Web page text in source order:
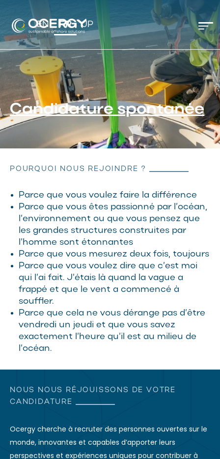
links
content
EN FR JP
Candidature spontanée
POURQUOI NOUS REJOINDRE ?
Parce que vous voulez faire la différence
Parce que vous êtes passionné par l’océan,
l’environnement ou que vous pensez que
les grandes structures construites par
l’homme sont étonnantes
Parce que vous mesurez deux fois, toujours
Parce que vous voulez dire que c’est moi
qui l’ai fait. J’étais là quand la vague a
frappé et que le vent a commencé à
souffler.
Parce que cela ne vous dérange pas d’être
vendredi un jeudi et que vous savez
exactement l’heure qu’il est au milieu de
l’océan.
NOUS NOUS RÉJOUISSONS DE VOTRE
CANDIDATURE
Ocergy cherche à recruter des personnes ouvertes sur le
monde, innovantes et capables d’apporter leurs
perspectives et expériences uniques pour contribuer à